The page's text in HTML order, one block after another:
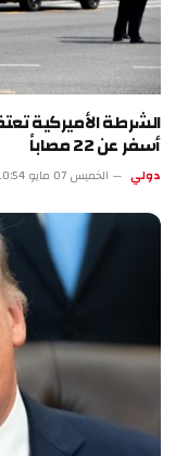
الشرطة الأميركية
أسفر عن 22 مصاباً
دولي الخميس 07 مايو 10:54 م